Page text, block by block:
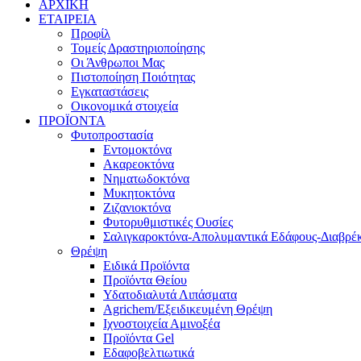
ΑΡΧΙΚΗ
ΕΤΑΙΡΕΙΑ
Προφίλ
Τομείς Δραστηριοποίησης
Οι Άνθρωποι Μας
Πιστοποίηση Ποιότητας
Εγκαταστάσεις
Οικονομικά στοιχεία
ΠΡΟΪΟΝΤΑ
Φυτοπροστασία
Εντομοκτόνα
Ακαρεοκτόνα
Νηματωδοκτόνα
Μυκητοκτόνα
Ζιζανιοκτόνα
Φυτορυθμιστικές Ουσίες
Σαλιγκαροκτόνα-Απολυμαντικά Εδάφους-
Θρέψη
Ειδικά Προϊόντα
Προϊόντα Θείου
Υδατοδιαλυτά Λιπάσματα
Agrichem/Εξειδικευμένη Θρέψη
Ιχνοστοιχεία Αμινοξέα
Προϊόντα Gel
Εδαφοβελτιωτικά